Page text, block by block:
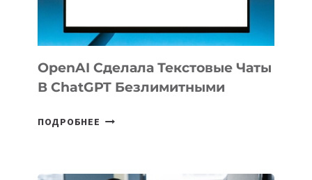
СТРАН
OpenAI Сделала Текстовые Чаты
В ChatGPT Безлимитными
ПОДРОБНЕЕ OPENAI